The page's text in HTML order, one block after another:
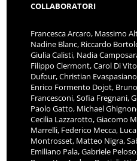
COLLABORATORI
Francesca Arcaro, Massimo
Nadine Blanc, Riccardo
Giulia Calisti, Nadia
Filippo Clermont, Carol Di
Dufour, Christian
Enrico Formento Dojot,
Francesconi, Sofia Fregnani,
Paolo Gatto, Michael
Cecilia Lazzarotto, Giacomo
Marrelli, Federico Mecca,
Montrosset, Matteo Nigra,
Emiliano Pala, Gabriele